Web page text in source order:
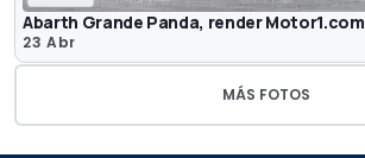
Abarth Grande Panda, render Motor1.com
23 Abr
MÁS FOTOS